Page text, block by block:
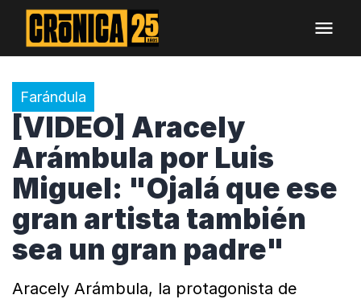
Farándula
[VIDEO] Aracely
Arámbula por Luis
Miguel: "Ojalá que ese
gran artista también
sea un gran padre"
Aracely Arámbula, la protagonista de